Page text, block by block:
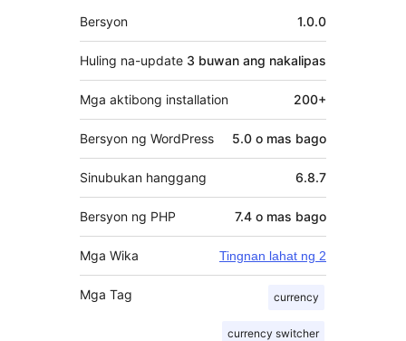
Meta
Bersyon 1.0.0
Huling na-update 3 buwan ang nakalipas
Mga aktibong installation 200+
Bersyon ng WordPress 5.0 o mas bago
Sinubukan hanggang 6.8.7
Bersyon ng PHP 7.4 o mas bago
Mga Wika Tingnan lahat ng 2
Mga Tag currency
currency switcher